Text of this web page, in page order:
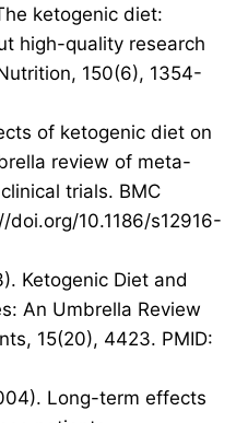
ketogenic diet:
high-quality research
150(6), 1354-
of ketogenic diet on
review of meta-
trials. BMC
doi.org/10.1186/s12916-
Ketogenic Diet and
An Umbrella Review
15(20), 4423. PMID:
Long-term effects